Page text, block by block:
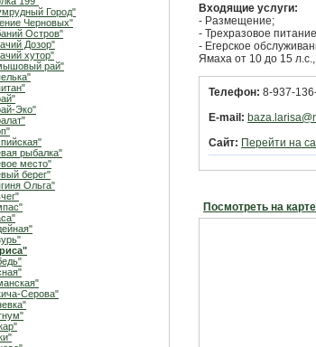
Город"
Черновых"
Остров"
Дозор"
хутор"
рай"
Эко"
рыбалка"
место"
берег"
Ольга"
Серова"
Входящие услуги:
- Размещение;
- Трехразовое
- Егерское
Ямаха от 10 до 15
Телефон: 8-937-
E-mail:
Сайт: Перейти на
Посмотреть на